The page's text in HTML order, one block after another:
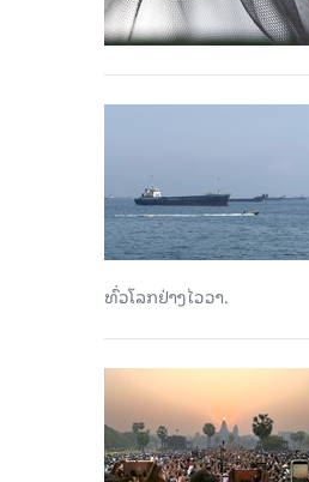
ທົ່ວໂລກຢ່າງໄວວາ.